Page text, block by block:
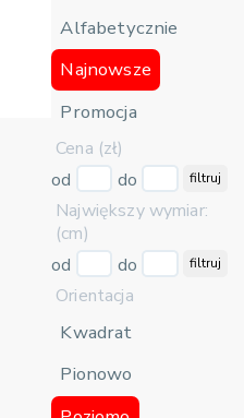
Alfabetycznie
Najnowsze
Promocja
Cena (zł)
od
do filtruj
Największy wymiar:
(cm)
od
do filtruj
Orientacja
Kwadrat
Pionowo